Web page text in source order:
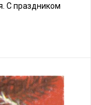
С праздником